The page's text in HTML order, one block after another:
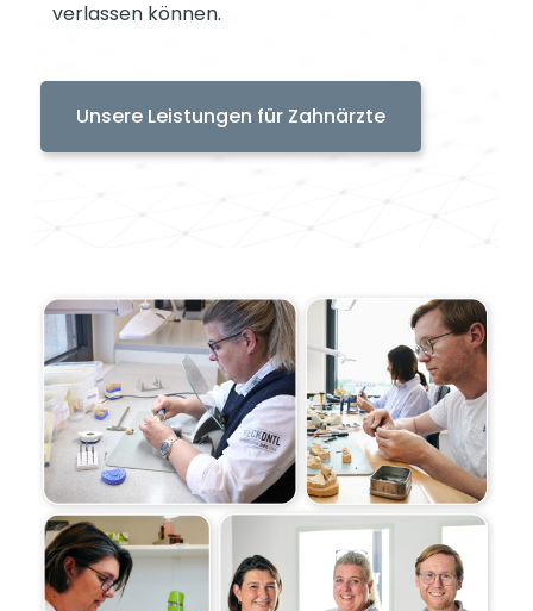
verlassen können.
Unsere Leistungen für Zahnärzte